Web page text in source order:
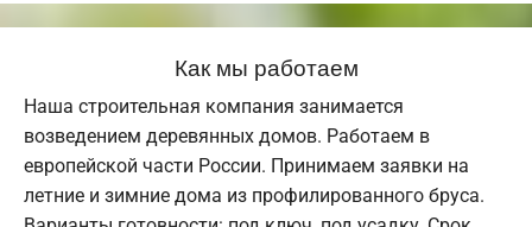
Как мы работаем
Наша строительная компания занимается
возведением деревянных домов. Работаем в
европейской части России. Принимаем заявки на
летние и зимние дома из профилированного бруса.